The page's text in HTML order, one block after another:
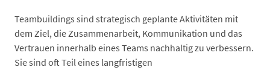
Teambuildings sind strategisch geplante Aktivitäten mit
dem Ziel, die Zusammenarbeit, Kommunikation und das
Vertrauen innerhalb eines Teams nachhaltig zu verbessern.
Sie sind oft Teil eines langfristigen